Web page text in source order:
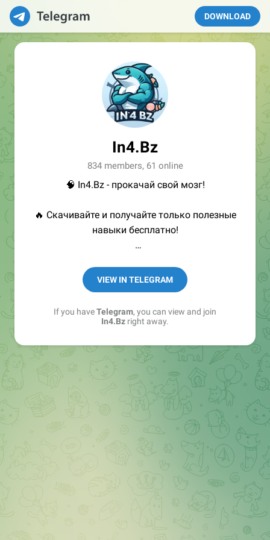
DOWNLOAD
In4.Bz
834 members, 61 online
🧠 In4.Bz - прокачай свой мозг!
🔥 Скачивайте и получайте только полезные
навыки бесплатно!
➖ in4.bz/
➖ https://t.me/in4bz
➖ twitter.com/bz_in4
➖ https://t.me/in4news
VIEW IN TELEGRAM
If you haveTelegram, you can view and join
In4.Bz right away.